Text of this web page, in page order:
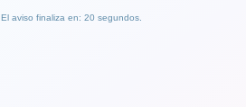
El aviso finaliza en: 19 segundos.